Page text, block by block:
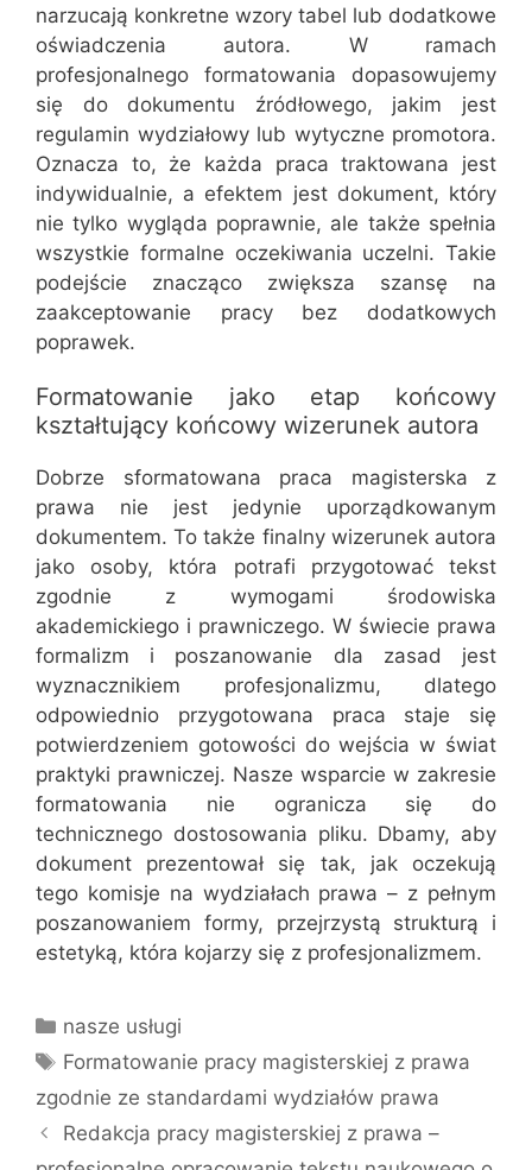
narzucają konkretne wzory tabel lub dodatkowe
oświadczenia autora. W ramach
profesjonalnego formatowania dopasowujemy
się do dokumentu źródłowego, jakim jest
regulamin wydziałowy lub wytyczne promotora.
Oznacza to, że każda praca traktowana jest
indywidualnie, a efektem jest dokument, który
nie tylko wygląda poprawnie, ale także spełnia
wszystkie formalne oczekiwania uczelni. Takie
podejście znacząco zwiększa szansę na
zaakceptowanie pracy bez dodatkowych
poprawek.
Formatowanie jako etap końcowy
kształtujący końcowy wizerunek autora
Dobrze sformatowana praca magisterska z
prawa nie jest jedynie uporządkowanym
dokumentem. To także finalny wizerunek autora
jako osoby, która potrafi przygotować tekst
zgodnie z wymogami środowiska
akademickiego i prawniczego. W świecie prawa
formalizm i poszanowanie dla zasad jest
wyznacznikiem profesjonalizmu, dlatego
odpowiednio przygotowana praca staje się
potwierdzeniem gotowości do wejścia w świat
praktyki prawniczej. Nasze wsparcie w zakresie
formatowania nie ogranicza się do
technicznego dostosowania pliku. Dbamy, aby
dokument prezentował się tak, jak oczekują
tego komisje na wydziałach prawa – z pełnym
poszanowaniem formy, przejrzystą strukturą i
estetyką, która kojarzy się z profesjonalizmem.
Kategorie
nasze usługi
Tagi
Formatowanie pracy magisterskiej z prawa
zgodnie ze standardami wydziałów prawa
Redakcja pracy magisterskiej z prawa –